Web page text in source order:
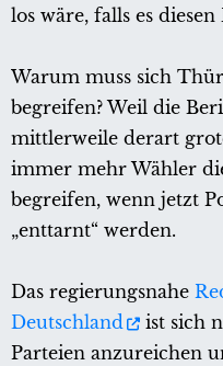
los wäre, falls es
Warum muss sich
begreifen? Weil die
mittlerweile derart
immer mehr Wähler
begreifen, wenn jetzt
„enttarnt“ werden.
Das regierungsnahe
Deutschland
ist sich
Parteien anzureichen